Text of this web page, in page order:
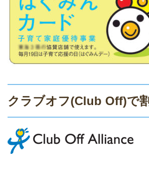
クラブオフ(Club Off)で割